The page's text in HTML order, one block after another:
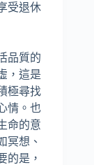
受退休
品質的
，這是
極尋找
情。也
命的意
冥想、
的是，